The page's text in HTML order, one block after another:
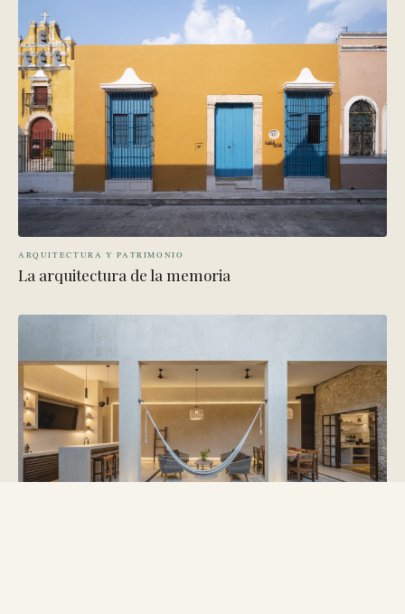
ARQUITECTURA Y PATRIMONIO
La arquitectura de la memoria